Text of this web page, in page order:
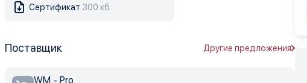
Сертификат 300 кб
Поставщик Другие предложения
WM - Pro